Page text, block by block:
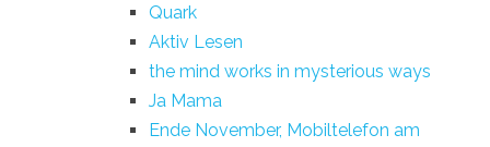
Quark
Aktiv Lesen
the mind works in mysterious ways
Ja Mama
Ende November, Mobiltelefon am